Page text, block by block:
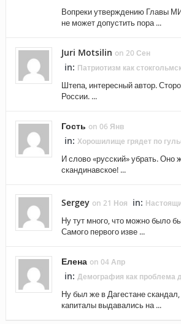
Вопреки утверждению Главы
не может допустить пора ...
Juri Motsilin on 20 Сен
in: Патриотизм как
Штепа, интересный автор.
России. ...
Гость on 06 Янв
in: Хорошилище грядет по
И слово «русский» убрать.
скандинавское! ...
Sergey on 21 Ноя in:
Ну тут много, что можно было
Самого первого изве ...
Елена on 04 Апр
in: Демография как проблема
Ну был же в Дагестане
капиталы выдавались на ...